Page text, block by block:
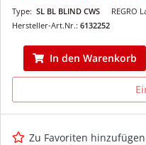
REGRO
Type: SL BL BLIND CWS
Hersteller-Art.Nr.: 6132252
In den Warenkorb
Zu Favoriten hinzufügen